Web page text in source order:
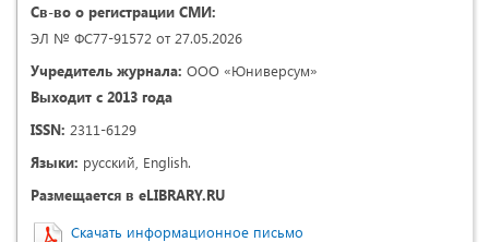
Св-во о регистрации СМИ:
ЭЛ № ФС77-91572 от 27.05.2026
Учредитель журнала: ООО «Юниверсум»
Выходит с 2013 года
ISSN: 2311-6129
Языки: русский, English.
Размещается в eLIBRARY.RU
Скачать информационное письмо